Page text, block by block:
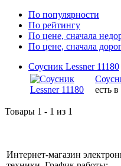
По популярности
По рейтингу
По цене, сначала
По цене, сначала
Соусник Lessner 11180
есть
Товары 1 - 1 из 1
Интернет-магазин